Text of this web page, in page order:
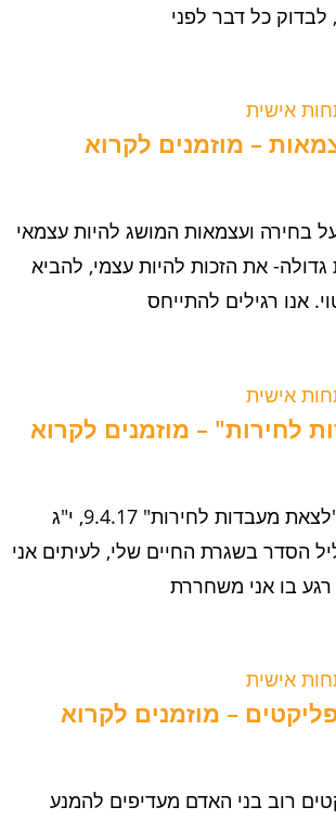
כל דבר לפני
– מוזמנים לקרוא
מספר 5 על בחירה ועצמאות המושג להיות עצמאי
את הזכות להיות עצמי, להביא
אנו רגילים להתייחס
לחירות" – מוזמנים לקרוא
ניוזלטר מספר 4 "לצאת מעבדות לחירות" 9.4.17, י"ג
הסדר בשגרת החיים שלי, לעיתים אני
רגע בו אני משחררת
– מוזמנים לקרוא
רוב בני האדם מעדיפים להמנע